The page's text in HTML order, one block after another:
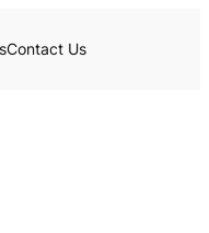
Contact Us